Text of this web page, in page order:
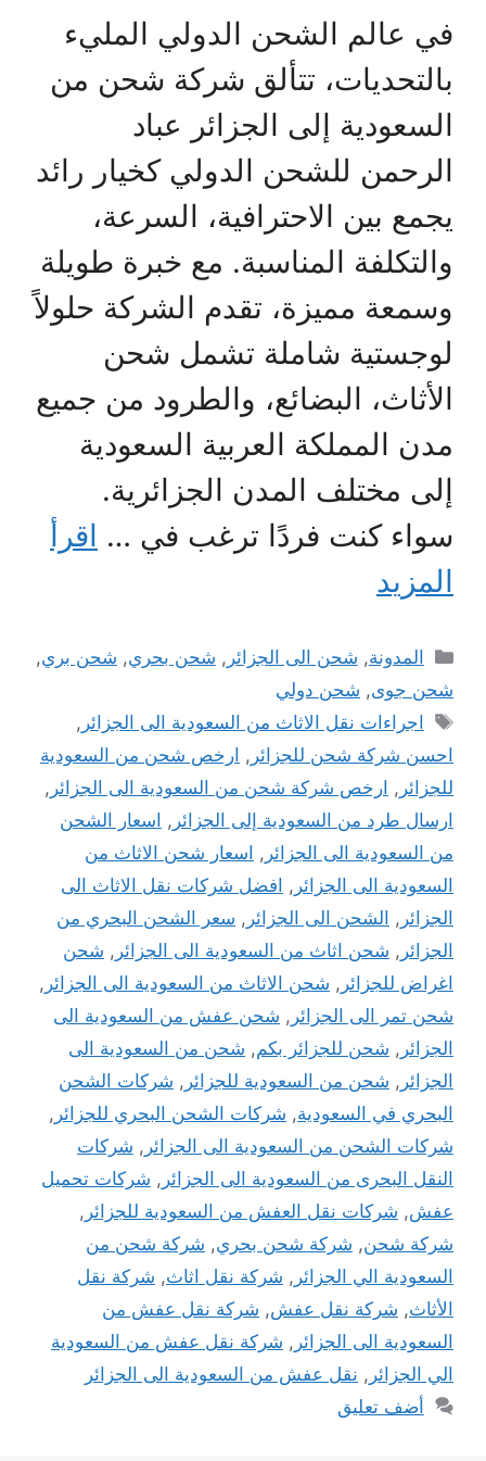
في عالم الشحن الدولي المليء
بالتحديات، تتألق شركة شحن من
السعودية إلى الجزائر عباد
الرحمن للشحن الدولي كخيار رائد
يجمع بين الاحترافية، السرعة،
والتكلفة المناسبة. مع خبرة طويلة
وسمعة مميزة، تقدم الشركة حلولاً
لوجستية شاملة تشمل شحن
الأثاث، البضائع، والطرود من جميع
مدن المملكة العربية السعودية
إلى مختلف المدن الجزائرية.
سواء كنت فردًا ترغب في … اقرأ
المزيد
التصنيفات
المدونة, شحن الى الجزائر , شحن بحري, شحن بري,
شحن جوى, شحن دولي
الوسوم
اجراءات نقل الاثاث من السعودية الى الجزائر ,
احسن شركة شحن للجزائر , ارخص شحن من السعودية
للجزائر , ارخص شركة شحن من السعودية الى الجزائر ,
ارسال طرد من السعودية إلى الجزائر , اسعار الشحن
من السعودية الى الجزائر , اسعار شحن الاثاث من
السعودية الى الجزائر , افضل شركات نقل الاثاث الى
الجزائر , الشحن الى الجزائر , سعر الشحن البحري من
الجزائر , شحن اثاث من السعودية الى الجزائر , شحن
اغراض للجزائر , شحن الاثاث من السعودية الى الجزائر ,
شحن تمر الى الجزائر , شحن عفش من السعودية الى
الجزائر , شحن للجزائر بكم, شحن من السعودية الى
الجزائر , شحن من السعودية للجزائر , شركات الشحن
البحري في السعودية, شركات الشحن البحري للجزائر ,
شركات الشحن من السعودية الى الجزائر , شركات
النقل البحرى من السعودية الى الجزائر , شركات تحميل
عفش, شركات نقل العفش من السعودية للجزائر ,
شركة شحن, شركة شحن بحري, شركة شحن من
السعودية الي الجزائر , شركة نقل اثاث, شركة نقل
الأثاث, شركة نقل عفش, شركة نقل عفش من
السعودية الى الجزائر , شركة نقل عفش من السعودية
الي الجزائر , نقل عفش من السعودية الى الجزائر
أضف تعليق